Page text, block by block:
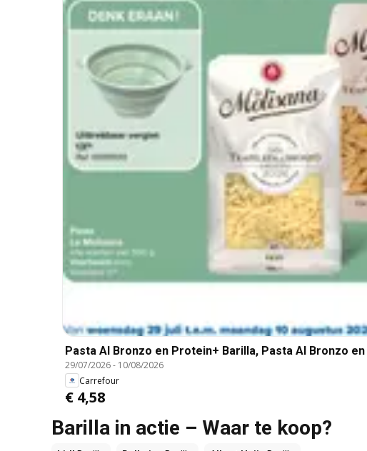
Pasta Al Bronzo en Protein+ Barilla, Pasta Al Bronzo
29/07/2026- 10/08/2026
Carrefour
€ 4,58
Barilla in actie – Waar te koop?